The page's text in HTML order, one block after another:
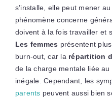
s’installe, elle peut mener
phénomène concerne
doivent à la fois travailler et
Les femmes présentent
burn-out, car la répartition
de la charge mentale liée
inégale. Cependant, les
parents peuvent aussi bien